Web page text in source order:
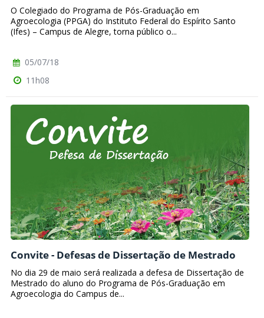
O Colegiado do Programa de Pós-Graduação em
Agroecologia (PPGA) do Instituto Federal do Espírito Santo
(Ifes) – Campus de Alegre, torna público o...
05/07/18
11h08
Convite - Defesas de Dissertação de Mestrado
No dia 29 de maio será realizada a defesa de Dissertação de
Mestrado do aluno do Programa de Pós-Graduação em
Agroecologia do Campus de...